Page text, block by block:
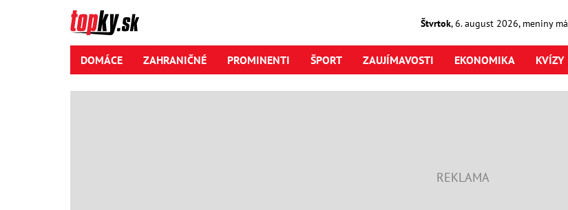
Štvrtok,6. august2026, meniny má
DOMÁCE ZAHRANIČNÉ PROMINENTI ŠPORT ZAUJÍMAVOSTI EKONOMIKA KVÍZY